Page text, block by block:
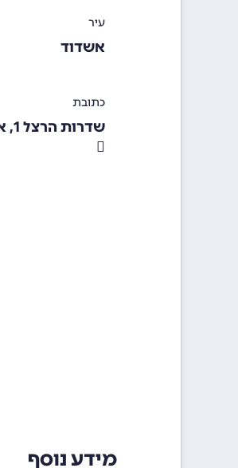
עיר
אשדוד
כתובת
שדרות הרצל 1, אשדוד 77454
מידע נוסף